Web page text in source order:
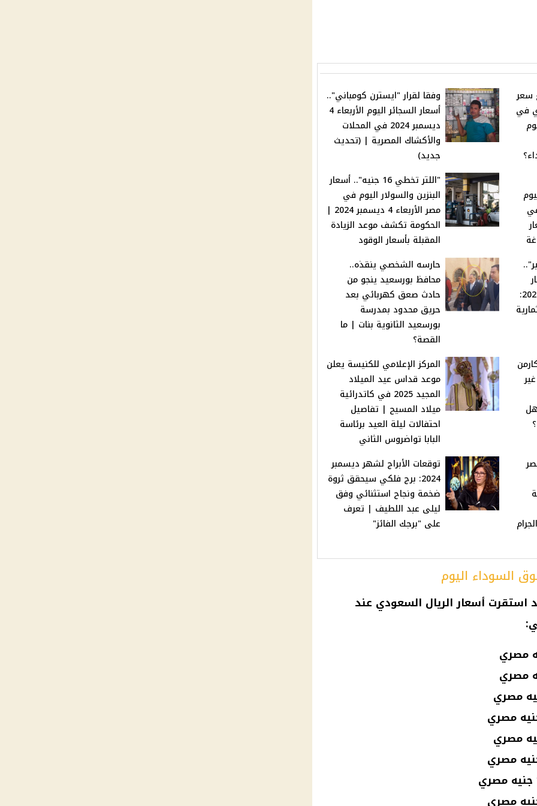
سعر
في
وفقا لقرار "ايسترن كومباني"..
أسعار السجائر اليوم الأربعاء 4
ديسمبر 2024 في المحلات
والأكشاك المصرية | (تحديث
جديد)
2024 في
"اللتر تخطي 16 جنيه".. أسعار
البنزين والسولار اليوم في
مصر الأربعاء 4 ديسمبر 2024 |
الحكومة تكشف موعد الزيادة
المقبلة بأسعار الوقود
بنك مصر لشهر ديسمبر 2024:
حارسه الشخصي ينقذه..
محافظ بورسعيد ينجو من
حادث صعق كهربائي بعد
حريق محدود بمدرسة
بورسعيد الثانوية بنات | ما
القصة؟
هل
المركز الإعلامي للكنيسة يعلن
موعد قداس عيد الميلاد
المجيد 2025 في كاتدرائية
ميلاد المسيح | تفاصيل
احتفالات ليلة العيد برئاسة
البابا تواضروس الثاني
توقعات الأبراج لشهر ديسمبر
2024: برج فلكي سيحقق ثروة
ضخمة ونجاح استثنائي وفق
ليلى عبد اللطيف | تعرف
على "برجك الفائز"
السوداء اليوم
استقرت أسعار الريال السعودي عند